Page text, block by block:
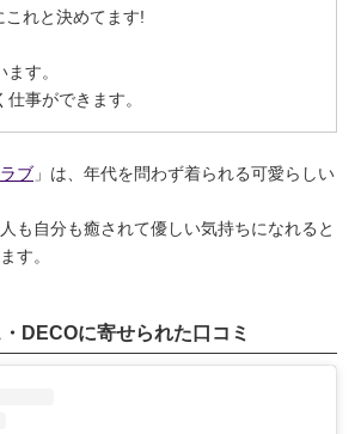
と決めてます!
す。
事ができます。
ブ 」は、年代を問わず着られる可愛らしい
も自分も癒されて優しい気持ちになれると
す。
DECOに寄せられた口コミ